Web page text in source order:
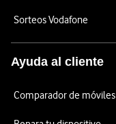
Sorteos Vodafone
Ayuda al cliente
Comparador de móviles